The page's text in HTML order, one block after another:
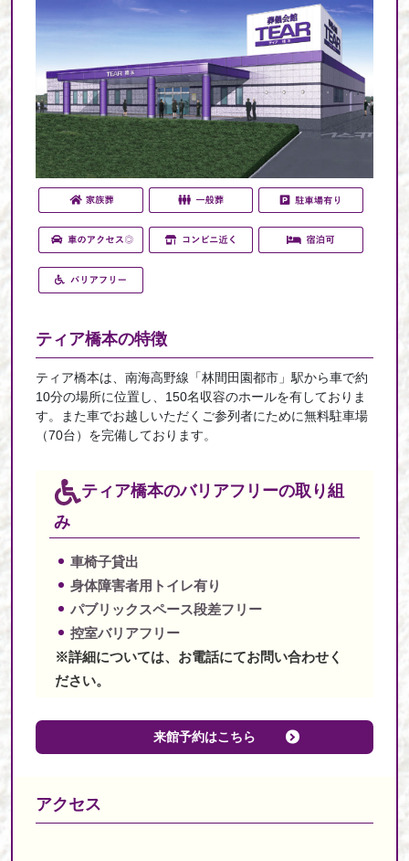
ティア橋本の特徴
ティア橋本は、南海高野線「林間田園都市」駅から車で約
10分の場所に位置し、150名収容のホールを有しておりま
す。また車でお越しいただくご参列者にために無料駐車場
（70台）を完備しております。
ティア橋本のバリアフリーの取り組
み
車椅子貸出
身体障害者用トイレ有り
パブリックスペース段差フリー
控室バリアフリー
※詳細については、お電話にてお問い合わせく
ださい。
来館予約はこちら
アクセス